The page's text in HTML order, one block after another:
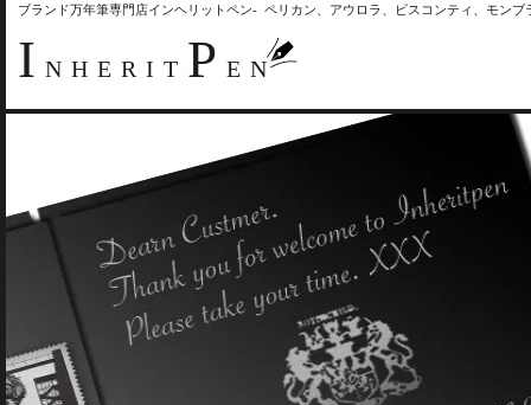
ブランド万年筆専門店インヘリットペン- ペリカン、アウロラ、ビスコンティ、モン
I NHERIT P EN